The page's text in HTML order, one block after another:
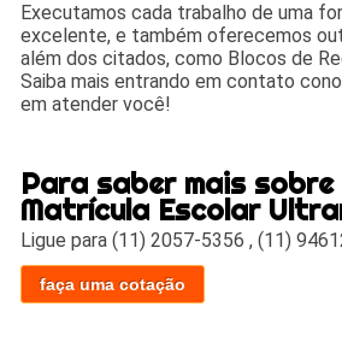
Executamos cada trabalho de uma
excelente, e também oferecemos
além dos citados, como Blocos de
Saiba mais entrando em contato
em atender você!
Para saber mais sobre
Matrícula Escolar
Ligue para(11) 2057-5356 ,(11)
faça uma cotação